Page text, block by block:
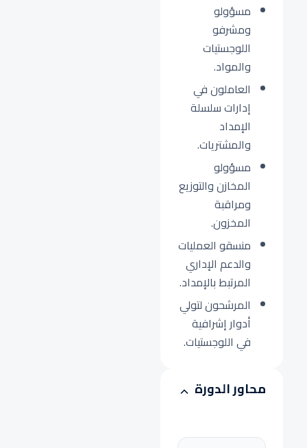
مسؤولو
ومشرفو
اللوجستيات
والمواد.
العاملون في
إدارات سلسلة
الإمداد
والمشتريات.
مسؤولو
المخازن والتوزيع
ومراقبة
المخزون.
منسقو العمليات
والدعم الإداري
المرتبط بالإمداد.
المرشحون لتولي
أدوار إشرافية
في اللوجستيات.
محاور الدورة